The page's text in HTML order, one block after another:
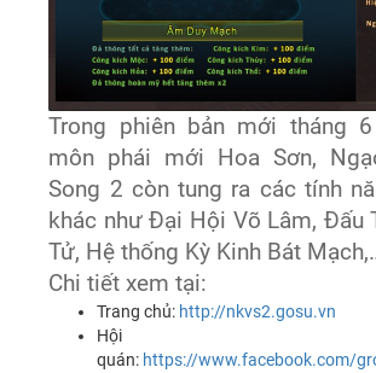
Trong phiên bản mới tháng
môn phái mới Hoa Sơn,
Song 2 còn tung ra các tính
khác như Đại Hội Võ Lâm, Đấu
Tử, Hệ thống Kỳ Kinh Bát
Chi tiết xem tại:
Trang chủ: http://nkvs2.gosu.vn
Hội
quán: https://www.facebook.com/